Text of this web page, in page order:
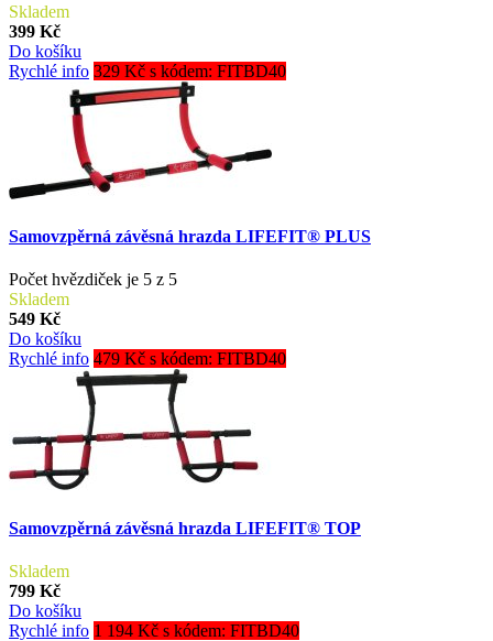
Skladem
399 Kč
Do košíku
Rychlé info 329 Kč s kódem: FITBD40
Samovzpěrná závěsná hrazda LIFEFIT® PLUS
Počet hvězdiček je 5 z 5
Skladem
549 Kč
Do košíku
Rychlé info 479 Kč s kódem: FITBD40
Samovzpěrná závěsná hrazda LIFEFIT® TOP
Skladem
799 Kč
Do košíku
Rychlé info 1 194 Kč s kódem: FITBD40